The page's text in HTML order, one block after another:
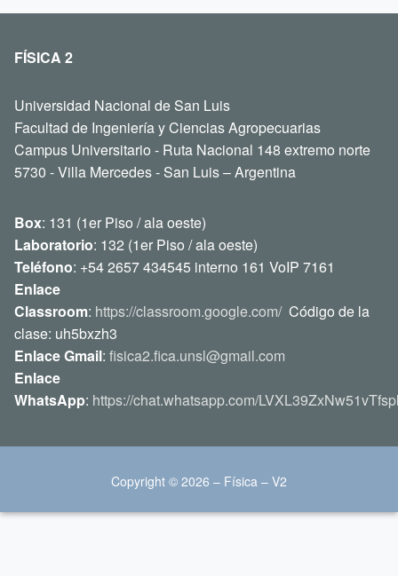
FÍSICA 2
Universidad Nacional de San Luis
Facultad de Ingeniería y Ciencias Agropecuarias
Campus Universitario - Ruta Nacional 148 extremo norte
5730 - Villa Mercedes - San Luis – Argentina
Box: 131 (1er Piso / ala oeste)
Laboratorio: 132 (1er Piso / ala oeste)
Teléfono: +54 2657 434545 interno 161 VoIP 7161
Enlace
Classroom: https://classroom.google.com/Código de la
clase: uh5bxzh3
Enlace Gmail: fisica2.fica.unsl@gmail.com
Enlace
WhatsApp: https://chat.whatsapp.com/
Copyright © 2026 – Física – V2